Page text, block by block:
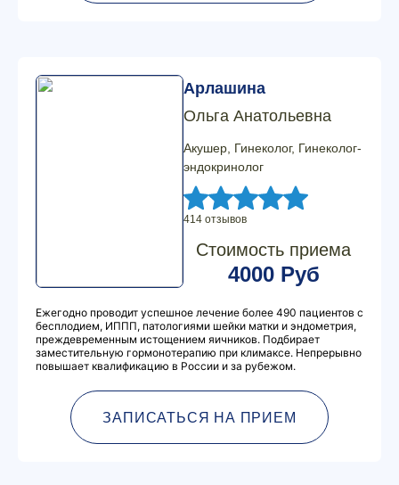
Арлашина
Ольга Анатольевна
Акушер, Гинеколог, Гинеколог-
эндокринолог
414 отзывов
Стоимость приема
4000 Руб
Ежегодно проводит успешное лечение более 490 пациентов с
бесплодием, ИППП, патологиями шейки матки и эндометрия,
преждевременным истощением яичников. Подбирает
заместительную гормонотерапию при климаксе. Непрерывно
повышает квалификацию в России и за рубежом.
ЗАПИСАТЬСЯ НА ПРИЕМ